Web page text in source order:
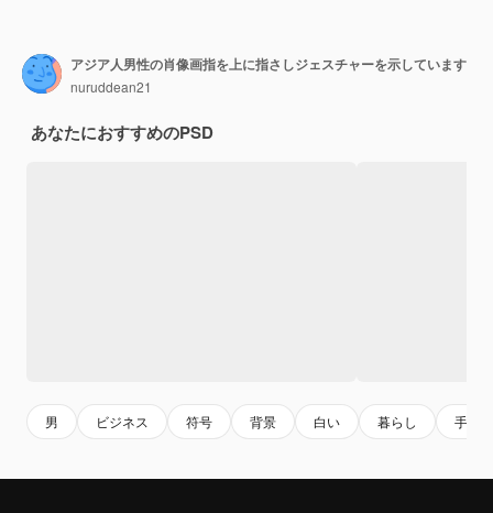
アジア人男性の肖像画指を上に指さしジェスチャーを示しています
nuruddean21
あなたにおすすめのPSD
男 ビジネス 符号 背景 白い 暮らし 手